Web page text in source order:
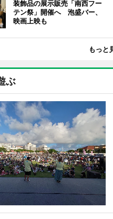
装飾品の展示販売「南西フー
テン祭」開催へ 泡盛バー、
映画上映も
もっと
ぶ